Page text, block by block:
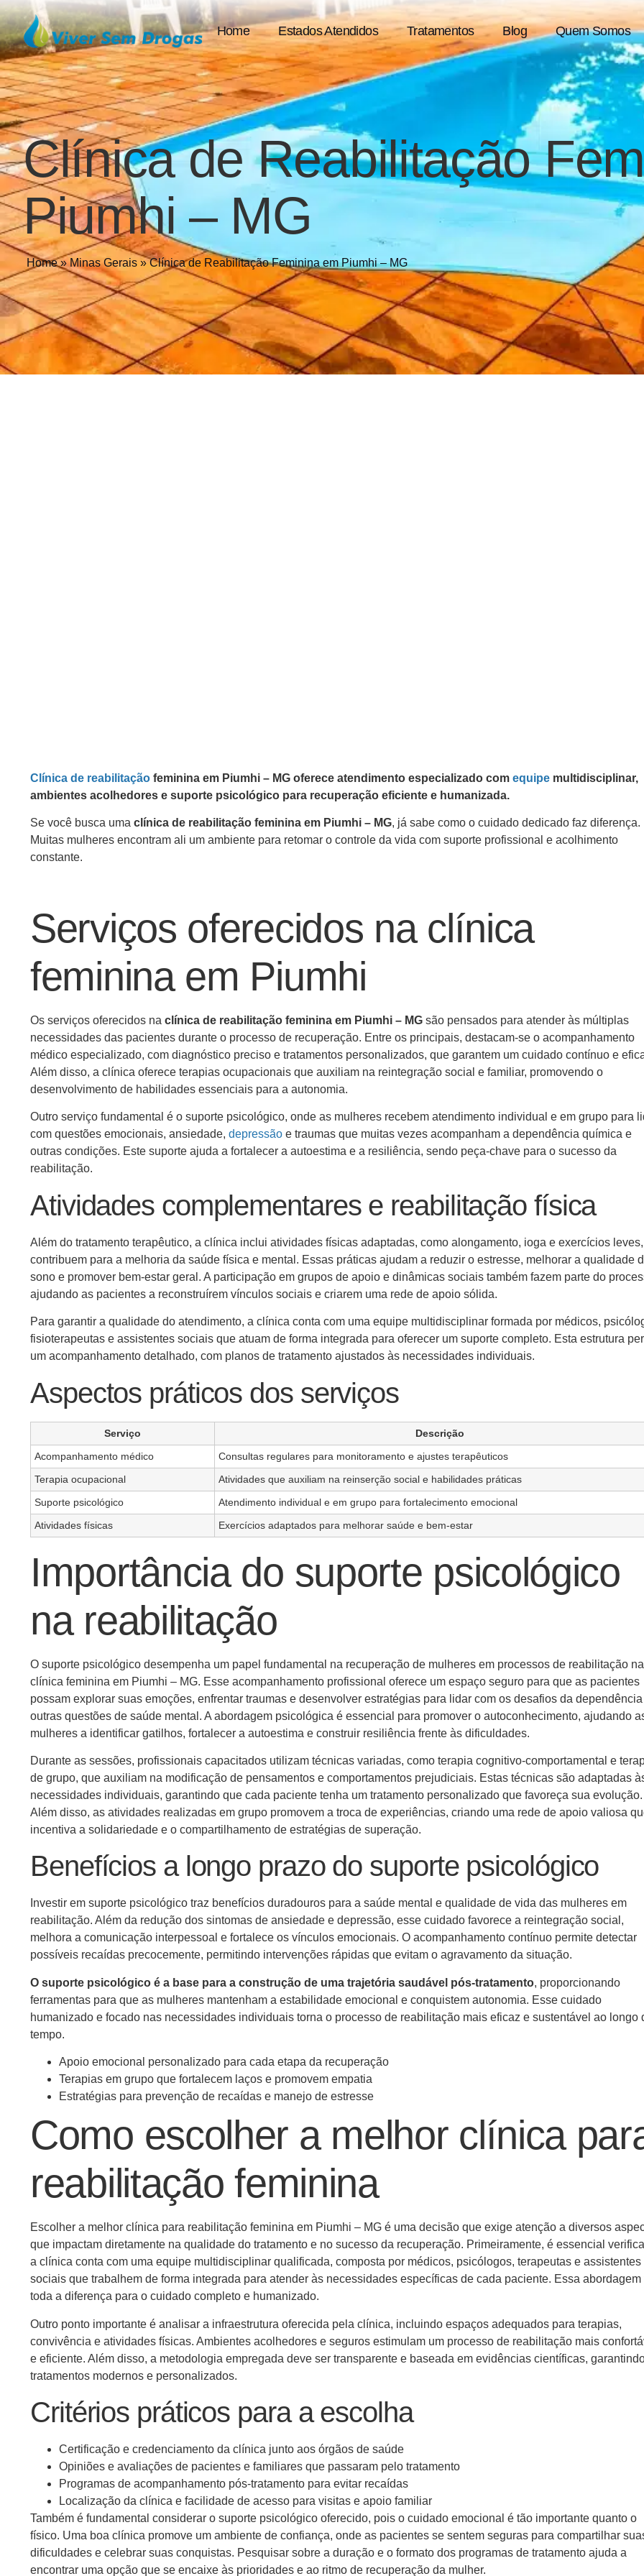
Home Estados Atendidos Tratamentos Blog Quem Somos
Clínica de Reabilitação
Piumhi – MG
Home»Minas Gerais »Clínica de Reabilitação Feminina em Piumhi – MG
Clínica de reabilitação feminina em Piumhi – MG oferece atendimento especializado com equipe multidisciplinar,
ambientes acolhedores e suporte psicológico para recuperação eficiente e humanizada.
Se você busca uma clínica de reabilitação feminina em Piumhi – MG, já sabe como o cuidado dedicado faz diferença.
Muitas mulheres encontram ali um ambiente para retomar o controle da vida com suporte profissional e acolhimento
constante.
Serviços oferecidos na clínica
feminina em Piumhi
Os serviços oferecidos na clínica de reabilitação feminina em Piumhi – MG são pensados para atender às múltiplas
necessidades das pacientes durante o processo de recuperação. Entre os principais, destacam-se o acompanhamento
médico especializado, com diagnóstico preciso e tratamentos personalizados, que garantem um cuidado contínuo e
Além disso, a clínica oferece terapias ocupacionais que auxiliam na reintegração social e familiar, promovendo o
desenvolvimento de habilidades essenciais para a autonomia.
Outro serviço fundamental é o suporte psicológico, onde as mulheres recebem atendimento individual e em grupo para
com questões emocionais, ansiedade, depressão e traumas que muitas vezes acompanham a dependência química e
outras condições. Este suporte ajuda a fortalecer a autoestima e a resiliência, sendo peça-chave para o sucesso da
reabilitação.
Atividades complementares e reabilitação física
Além do tratamento terapêutico, a clínica inclui atividades físicas adaptadas, como alongamento, ioga e exercícios
contribuem para a melhoria da saúde física e mental. Essas práticas ajudam a reduzir o estresse, melhorar a qualidade
sono e promover bem-estar geral. A participação em grupos de apoio e dinâmicas sociais também fazem parte do
ajudando as pacientes a reconstruírem vínculos sociais e criarem uma rede de apoio sólida.
Para garantir a qualidade do atendimento, a clínica conta com uma equipe multidisciplinar formada por médicos,
fisioterapeutas e assistentes sociais que atuam de forma integrada para oferecer um suporte completo. Esta estrutura
um acompanhamento detalhado, com planos de tratamento ajustados às necessidades individuais.
Aspectos práticos dos serviços
Serviço
Descrição
Acompanhamento médico
Consultas regulares para monitoramento e ajustes terapêuticos
Terapia ocupacional
Atividades que auxiliam na reinserção social e habilidades práticas
Suporte psicológico
Atendimento individual e em grupo para fortalecimento emocional
Atividades físicas
Exercícios adaptados para melhorar saúde e bem-estar
Importância do suporte psicológico
na reabilitação
O suporte psicológico desempenha um papel fundamental na recuperação de mulheres em processos de reabilitação na
clínica feminina em Piumhi – MG. Esse acompanhamento profissional oferece um espaço seguro para que as pacientes
possam explorar suas emoções, enfrentar traumas e desenvolver estratégias para lidar com os desafios da dependência
outras questões de saúde mental. A abordagem psicológica é essencial para promover o autoconhecimento, ajudando
mulheres a identificar gatilhos, fortalecer a autoestima e construir resiliência frente às dificuldades.
Durante as sessões, profissionais capacitados utilizam técnicas variadas, como terapia cognitivo-comportamental e
de grupo, que auxiliam na modificação de pensamentos e comportamentos prejudiciais. Estas técnicas são adaptadas
necessidades individuais, garantindo que cada paciente tenha um tratamento personalizado que favoreça sua evolução.
Além disso, as atividades realizadas em grupo promovem a troca de experiências, criando uma rede de apoio valiosa
incentiva a solidariedade e o compartilhamento de estratégias de superação.
Benefícios a longo prazo do suporte psicológico
Investir em suporte psicológico traz benefícios duradouros para a saúde mental e qualidade de vida das mulheres em
reabilitação. Além da redução dos sintomas de ansiedade e depressão, esse cuidado favorece a reintegração social,
melhora a comunicação interpessoal e fortalece os vínculos emocionais. O acompanhamento contínuo permite detectar
possíveis recaídas precocemente, permitindo intervenções rápidas que evitam o agravamento da situação.
O suporte psicológico é a base para a construção de uma trajetória saudável pós-tratamento, proporcionando
ferramentas para que as mulheres mantenham a estabilidade emocional e conquistem autonomia. Esse cuidado
humanizado e focado nas necessidades individuais torna o processo de reabilitação mais eficaz e sustentável ao longo
tempo.
Apoio emocional personalizado para cada etapa da recuperação
Terapias em grupo que fortalecem laços e promovem empatia
Estratégias para prevenção de recaídas e manejo de estresse
Como escolher a melhor clínica
reabilitação feminina
Escolher a melhor clínica para reabilitação feminina em Piumhi – MG é uma decisão que exige atenção a diversos
que impactam diretamente na qualidade do tratamento e no sucesso da recuperação. Primeiramente, é essencial
a clínica conta com uma equipe multidisciplinar qualificada, composta por médicos, psicólogos, terapeutas e assistentes
sociais que trabalhem de forma integrada para atender às necessidades específicas de cada paciente. Essa abordagem
toda a diferença para o cuidado completo e humanizado.
Outro ponto importante é analisar a infraestrutura oferecida pela clínica, incluindo espaços adequados para terapias,
convivência e atividades físicas. Ambientes acolhedores e seguros estimulam um processo de reabilitação mais
e eficiente. Além disso, a metodologia empregada deve ser transparente e baseada em evidências científicas,
tratamentos modernos e personalizados.
Critérios práticos para a escolha
Certificação e credenciamento da clínica junto aos órgãos de saúde
Opiniões e avaliações de pacientes e familiares que passaram pelo tratamento
Programas de acompanhamento pós-tratamento para evitar recaídas
Localização da clínica e facilidade de acesso para visitas e apoio familiar
Também é fundamental considerar o suporte psicológico oferecido, pois o cuidado emocional é tão importante quanto o
físico. Uma boa clínica promove um ambiente de confiança, onde as pacientes se sentem seguras para compartilhar
dificuldades e celebrar suas conquistas. Pesquisar sobre a duração e o formato dos programas de tratamento ajuda a
encontrar uma opção que se encaixe às prioridades e ao ritmo de recuperação da mulher.